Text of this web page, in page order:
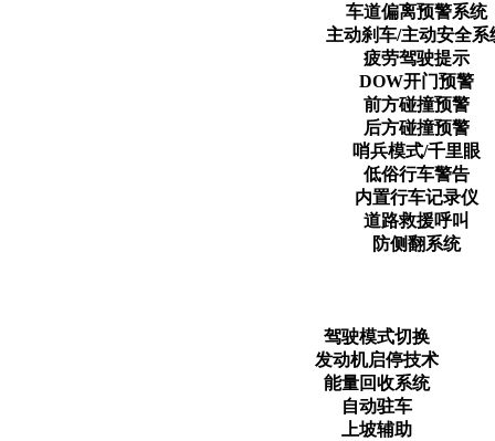
车道偏离预警系统
主动刹车/主动安全系
疲劳驾驶提示
DOW开门预警
前方碰撞预警
后方碰撞预警
哨兵模式/千里眼
低俗行车警告
内置行车记录仪
道路救援呼叫
防侧翻系统
驾驶模式切换
发动机启停技术
能量回收系统
自动驻车
上坡辅助